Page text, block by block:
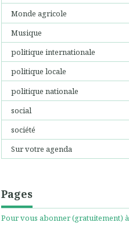
Monde agricole
Musique
politique internationale
politique locale
politique nationale
social
société
Sur votre agenda
Pages
Pour vous abonner (gratuitement)